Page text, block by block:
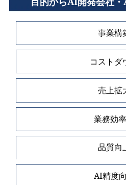
事業構
コストダ
売上拡
業務効
品質向
AI精度